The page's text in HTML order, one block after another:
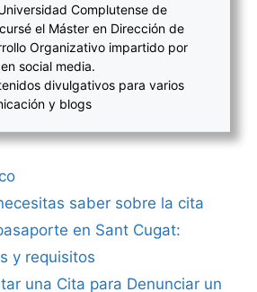
Complutense de
el Máster en Dirección de
Organizativo impartido por
social media.
divulgativos para varios
y blogs
saber sobre la cita
en Sant Cugat:
y requisitos
una Cita para Denunciar un